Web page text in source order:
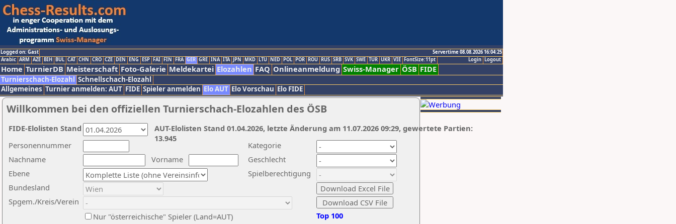
Logged on: Gast
Servertime 08.08.2026 16:04:25
Logout
Login
Arabic ARM AZE BIH BUL CAT CHN CRO CZE DEN ENG ESP FAI FIN FRA GER GRE INA ITA JPN MKD LTU NED POL POR ROU RUS SRB SVK SWE TUR UKR VIE FontSize:11pt
Home TurnierDB Meisterschaft Foto-Galerie Meldekartei Elozahlen FAQ Onlineanmeldung Swiss-Manager ÖSB FIDE
Turnierschach-Elozahl Schnellschach-Elozahl
Allgemeines Turnier anmelden: AUT FIDE Spieler anmelden Elo AUT Elo Vorschau Elo FIDE
Willkommen bei den offiziellen Turnierschach-Elozahlen des ÖSB
Nachname
Vorname
Ebene
Kategorie
Personennummer
Bundesland
Spgem./Kreis/Verein
Geschlecht
Nur "österreichische" Spieler (Land=AUT)
Spielberechtigung
Top 100
AUT-Elolisten Stand 01.04.2026, letzte Änderung am 11.07.2026 09:29, gewertete Partien:
13.945
FIDE-Elolisten Stand